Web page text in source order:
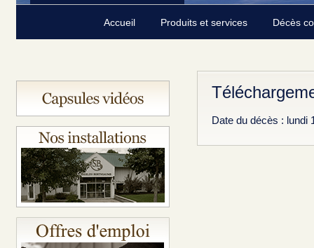
Accueil Produits et services Décès
Date du décès : lundi